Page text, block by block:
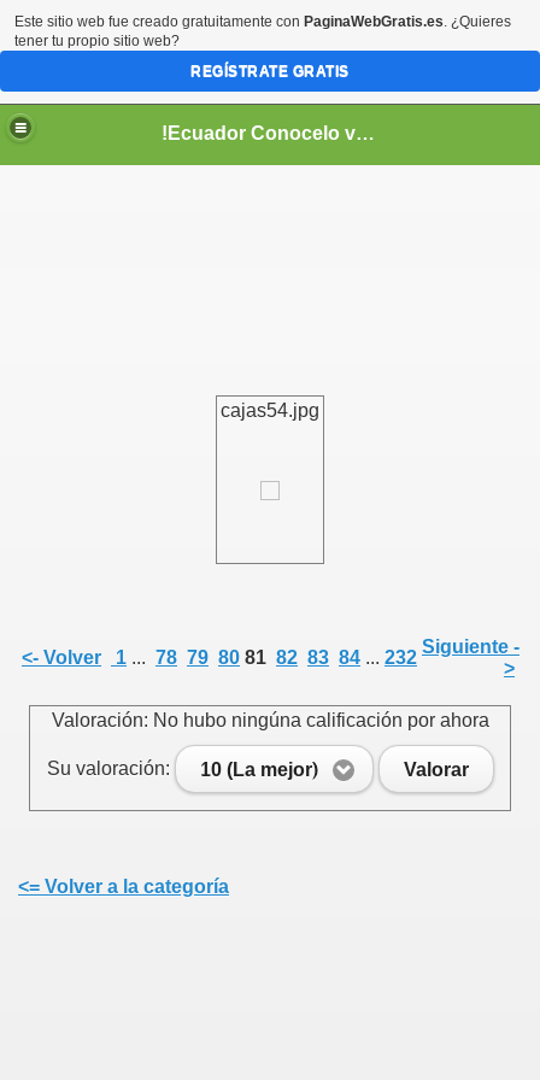
!Ecuador Conocelo vivelo!
cajas54.jpg
<- Volver 1 ... 78 79 80 81 82 83 84 ... 232
Siguiente -
>
Valoración: No hubo ningúna calificación por ahora
Su valoración: 10 (La mejor) Valorar
<= Volver a la categoría
Este sitio web fue creado gratuitamente con PaginaWebGratis.es. ¿Quieres
tener tu propio sitio web?
REGÍSTRATE GRATIS